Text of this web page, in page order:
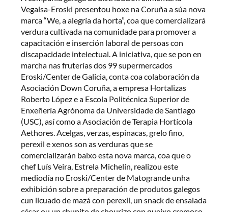
Vegalsa-Eroski presentou hoxe na Coruña a súa nova
marca “We, a alegría da horta”, coa que comercializará
verdura cultivada na comunidade para promover a
capacitación e inserción laboral de persoas con
discapacidade intelectual. A iniciativa, que se pon en
marcha nas fruterías dos 99 supermercados
Eroski/Center de Galicia, conta coa colaboración da
Asociación Down Coruña, a empresa Hortalizas
Roberto López e a Escola Politécnica Superior de
Enxeñería Agrónoma da Universidade de Santiago
(USC), así como a Asociación de Terapia Hortícola
Aethores. Acelgas, verzas, espinacas, grelo fino,
perexil e xenos son as verduras que se
comercializarán baixo esta nova marca, coa que o
chef Luís Veira, Estrela Michelín, realizou este
mediodía no Eroski/Center de Matogrande unha
exhibición sobre a preparación de produtos galegos
cun licuado de mazá con perexil, un snack de ensalada